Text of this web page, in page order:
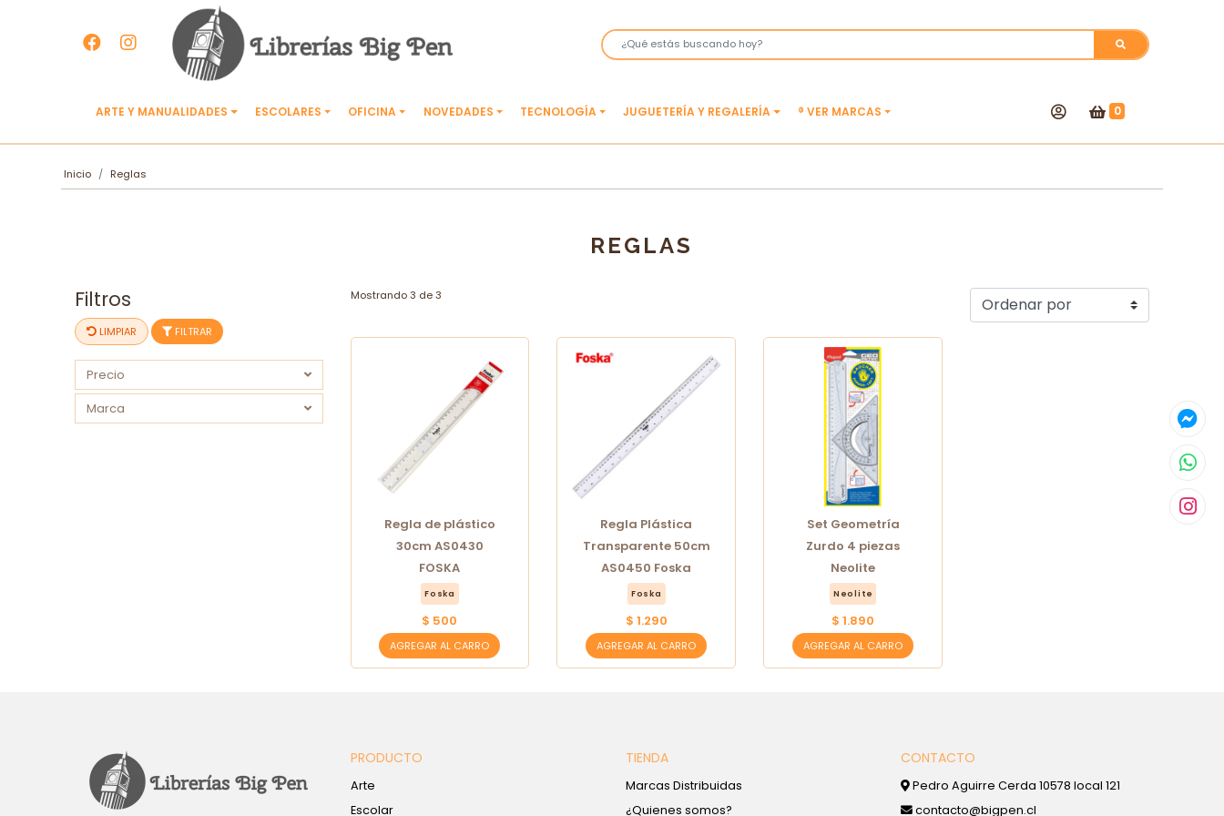
ARTE Y MANUALIDADES ESCOLARES OFICINA NOVEDADES TECNOLOGÍA JUGUETERÍA Y REGALERÍA ® VER MARCAS 0
Inicio Reglas
REGLAS
Filtros
LIMPIAR FILTRAR
Precio
Marca
Mostrando 3 de 3
Regla de plástico
30cm AS0430
FOSKA
Foska
$ 500
AGREGAR AL CARRO
Regla Plástica
Transparente 50cm
AS0450 Foska
Foska
$ 1.290
AGREGAR AL CARRO
Set Geometría
Zurdo 4 piezas
Neolite
Neolite
$ 1.890
AGREGAR AL CARRO
PRODUCTO
Arte
Escolar
TIENDA
Marcas Distribuidas
¿Quienes somos?
CONTACTO
Pedro Aguirre Cerda 10578 local 121
contacto@bigpen.cl